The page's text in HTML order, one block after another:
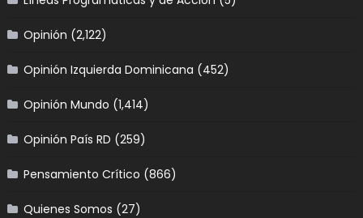
Opinión (2,122)
Opinión Izquierda Dominicana (452)
Opinión Mundo (1,414)
Opinión País RD (259)
Pensamiento Crítico (866)
Quienes Somos (27)